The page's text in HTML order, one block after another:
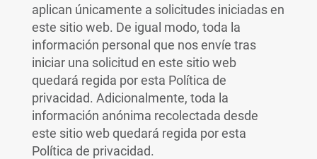
aplican únicamente a solicitudes iniciadas en
este sitio web. De igual modo, toda la
información personal que nos envíe tras
iniciar una solicitud en este sitio web
quedará regida por esta Política de
privacidad. Adicionalmente, toda la
información anónima recolectada desde
este sitio web quedará regida por esta
Política de privacidad.